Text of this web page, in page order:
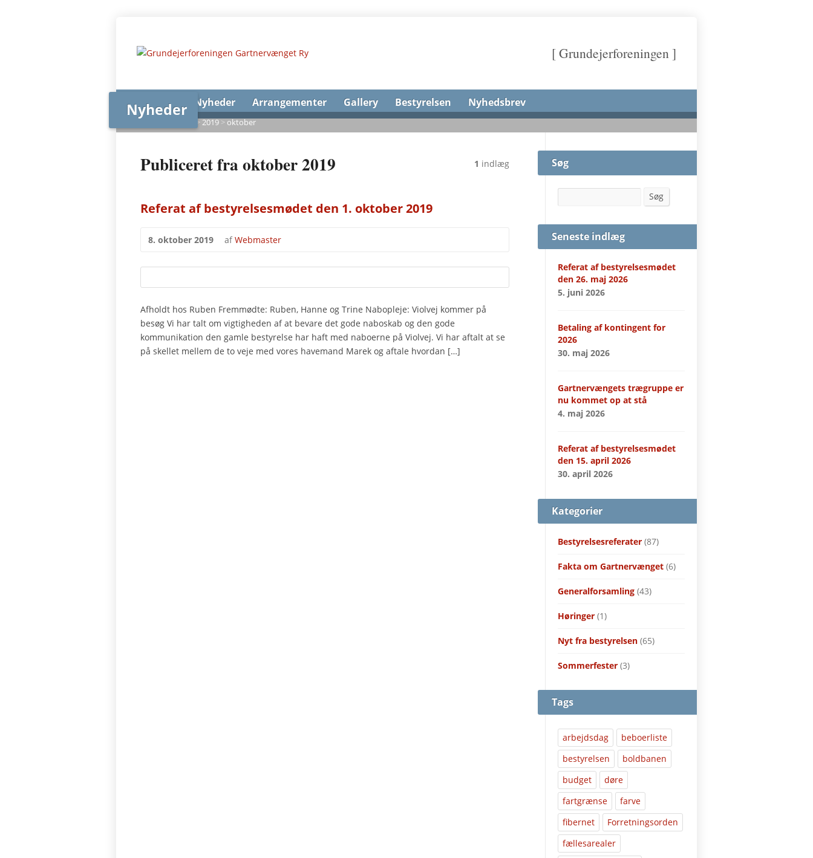
[ Grundejerforeningen ]
Forsiden Nyheder Arrangementer Gallery Bestyrelsen Nyhedsbrev
Nyheder
Forsiden >2019>oktober
Publiceret fra oktober 2019 1 indlæg
Referat af bestyrelsesmødet den 1. oktober 2019
8. oktober 2019 afWebmaster
Afholdt hos Ruben Fremmødte: Ruben, Hanne og Trine Nabopleje: Violvej kommer på
besøg Vi har talt om vigtigheden af at bevare det gode naboskab og den gode
kommunikation den gamle bestyrelse har haft med naboerne på Violvej. Vi har aftalt at se
på skellet mellem de to veje med vores havemand Marek og aftale hvordan […]
Søg
Søg
Seneste indlæg
Referat af bestyrelsesmødet
den 26. maj 2026
5. juni 2026
Betaling af kontingent for
2026
30. maj 2026
Gartnervængets trægruppe er
nu kommet op at stå
4. maj 2026
Referat af bestyrelsesmødet
den 15. april 2026
30. april 2026
Kategorier
Bestyrelsesreferater (87)
Fakta om Gartnervænget (6)
Generalforsamling (43)
Høringer (1)
Nyt fra bestyrelsen (65)
Sommerfester (3)
Tags
arbejdsdag
beboerliste
bestyrelsen
boldbanen
budget
døre
fartgrænse
farve
fibernet
Forretningsorden
fællesarealer